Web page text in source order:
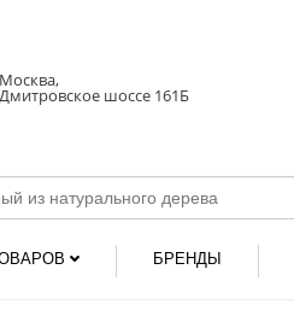
Москва,
Дмитровское шоссе 161Б
БРЕНДЫ